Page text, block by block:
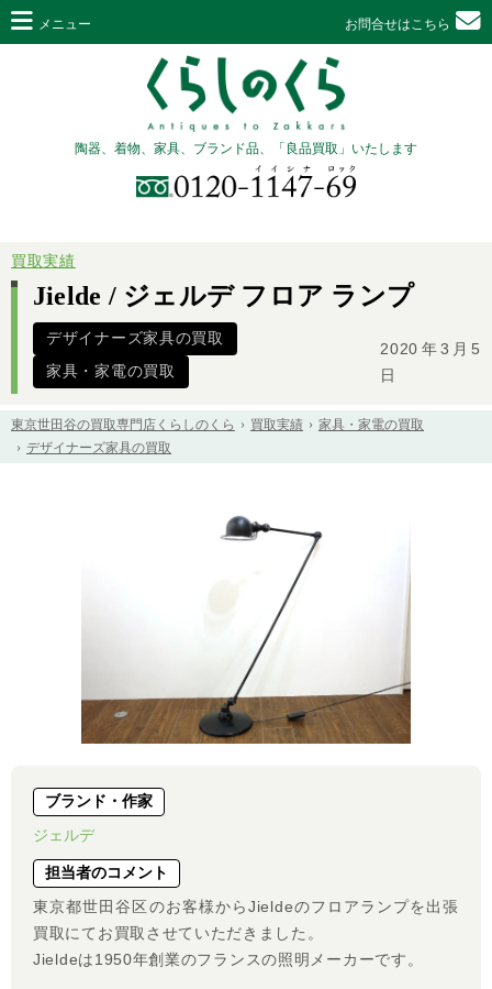
メニュー お問合せはこちら
陶器、着物、家具、ブランド品、「良品買取」いたします
買取実績
Jielde / ジェルデ フロア ランプ
デザイナーズ家具の買取
家具・家電の買取
2020年3月5
日
東京世田谷の買取専門店くらしのくら 買取実績
家具・家電の買取
デザイナーズ家具の買取
ブランド・作家
ジェルデ
担当者のコメント
東京都世田谷区のお客様からJieldeのフロアランプを出張
買取にてお買取させていただきました。
Jieldeは1950年創業のフランスの照明メーカーです。